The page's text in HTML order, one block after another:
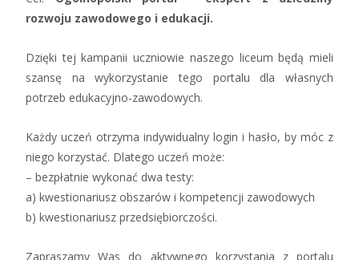
rozwoju zawodowego i edukacji.
Dzięki tej kampanii uczniowie naszego liceum będą mieli
szansę na wykorzystanie tego portalu dla własnych
potrzeb edukacyjno-zawodowych.
Każdy uczeń otrzyma indywidualny login i hasło, by móc z
niego korzystać. Dlatego uczeń może:
– bezpłatnie wykonać dwa testy:
a) kwestionariusz obszarów i kompetencji zawodowych
b) kwestionariusz przedsiębiorczości.
Zapraszamy Was do aktywnego korzystania z portalu